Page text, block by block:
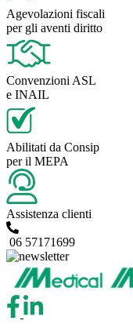
Agevolazioni fiscali
per gli aventi diritto
Convenzioni ASL
e INAIL
Abilitati da Consip
per il MEPA
Assistenza clienti
06 57171699